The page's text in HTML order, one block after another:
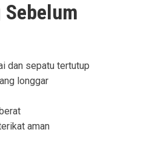
dan sepatu tertutup
longgar
aman